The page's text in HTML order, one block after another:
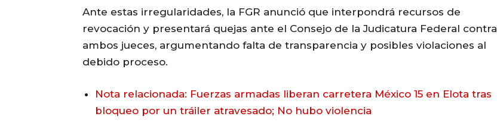
Ante estas irregularidades, la FGR anunció que interpondrá recursos de
revocación y presentará quejas ante el Consejo de la Judicatura Federal contra
ambos jueces, argumentando falta de transparencia y posibles violaciones al
debido proceso.
Nota relacionada: Fuerzas armadas liberan carretera México 15 en Elota tras
bloqueo por un tráiler atravesado; No hubo violencia